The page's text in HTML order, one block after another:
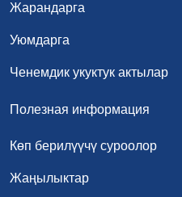
Жарандарга
Уюмдарга
Ченемдик укуктук актылар
Полезная информация
Көп берилүүчү суроолор
Жаңылыктар